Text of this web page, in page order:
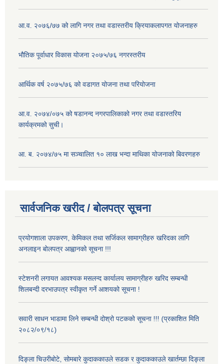
आ.व. २०७६/७७ को लागि नगर तथा वडास्तरीय क्रियाकलापगत योजनाहरु
भौतिक पूर्वाधार विकास योजना २०७५/७६ नगरस्तरीय
आर्थिक वर्ष २०७५/७६ को वडागत योजना तथा परियोजना
आ.व. २०७४/०७५ को षडानन्द नगरपालिकाको नगर तथा वडास्तरिय
कार्यक्रमको सुची।
आ. ब. २०७४/७५ मा सञ्चालित १० लाख भन्दा माथिका योजनाको बिवरणहरु
सार्वजनिक खरीद / बोलपत्र सूचना
प्रयोगशाला उपकरण, केमिकल तथा सर्जिकल सामाग्रीहरु खरिदका लागि
अनलाइन बोलपत्र आह्वानको सूचना !!!
स्टेशनरी लगायत आवश्यक मसलन्द कार्यालय सामाग्रीहरु खरिद सम्बन्धी
शिलबन्दी दरभाउपत्र स्वीकृत गर्ने आशयको सूचना !
सवारी साधन भाडामा लिने सम्बन्धी दोश्रो पटकको सूचना !!! (प्रकाशित मिति
२०८२/०९/१८)
दिङ्ला चिउरीबोटे, सोमबारे कुदाककाउले सडक र कुदाककाउले खार्तम्छा दिङ्ला